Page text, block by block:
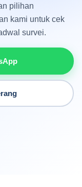
pilihan
kami untuk cek
survei.